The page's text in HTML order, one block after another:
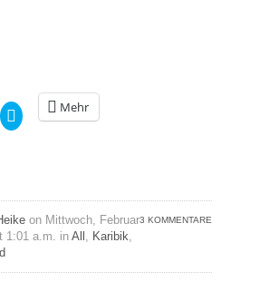
Klick,
um
Fenster
geöffnet)
Mehr
3 KOMMENTARE
on Mittwoch, Februar
1:01 a.m. inAll , Karibik,